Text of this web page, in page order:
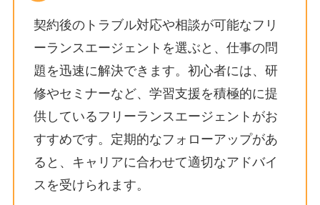
契約後のトラブル対応や相談が可能なフリ
ーランスエージェントを選ぶと、仕事の問
題を迅速に解決できます。初心者には、研
修やセミナーなど、学習支援を積極的に提
供しているフリーランスエージェントがお
すすめです。定期的なフォローアップがあ
ると、キャリアに合わせて適切なアドバイ
スを受けられます。